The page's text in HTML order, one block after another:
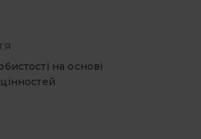
на основі